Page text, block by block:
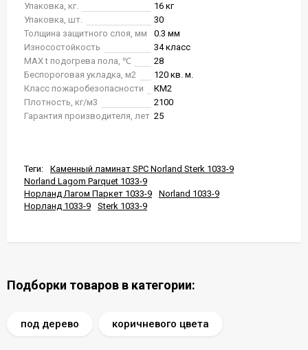
Упаковка, кг.
16 кг
Упаковка, шт.
30
Толщина защитного слоя, мм
0.3 мм
Износостойкость
34 класс
MAX t подогрева пола, ℃
28
Беспороговая укладка, м2
120 кв. м.
Класс пожаробезопасности
КМ2
Плотность, кг/м3
2100
Гарантия производителя, лет 25
Теги:
Каменный ламинат SPC Norland Sterk 1033-9
Norland Lagom Parquet 1033-9
Норланд Лагом Паркет 1033-9
Norland 1033-9
Норланд 1033-9
Sterk 1033-9
Подборки товаров в категории:
под дерево коричневого цвета